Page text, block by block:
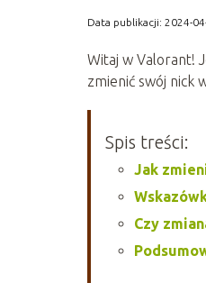
Data publikacji: 2024-
Witaj w Valorant!
zmienić swój nick
Spis treści:
Jak
Czy